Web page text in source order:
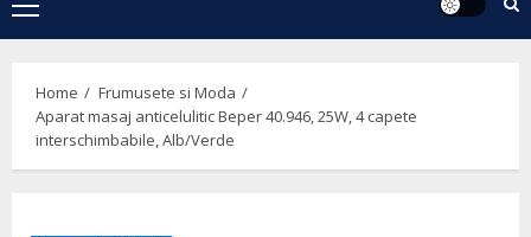
Primary
Menu
Home
Frumusete si Moda
Aparat masaj anticelulitic Beper 40.946, 25W, 4 capete
interschimbabile, Alb/Verde